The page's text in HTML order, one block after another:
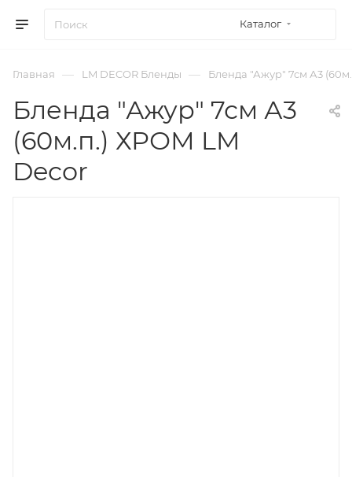
Каталог
Главная — LM DECOR Бленды — Бленда "Ажур" 7см А3
Бленда "Ажур" 7см А3
(60м.п.) ХРОМ LM
Decor